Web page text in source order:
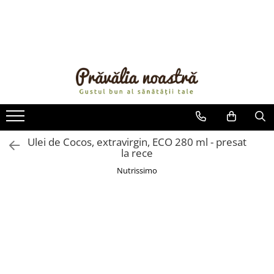
ULEIURI ȘI UNTURI
MĂSLINE
NUCI ȘI SEMINȚE
FRUCTE DESHIDRATATE
ÎNDULCITORI NATURALI / MIERE
Ulei de Cocos, extravirgin, ECO 280 ml - presat
la rece
Nutrissimo